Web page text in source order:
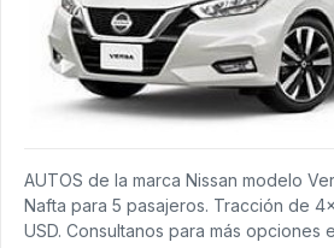
AUTOS de la marca Nissan modelo
Nafta para 5 pasajeros. Tracción de
USD. Consultanos para más opciones